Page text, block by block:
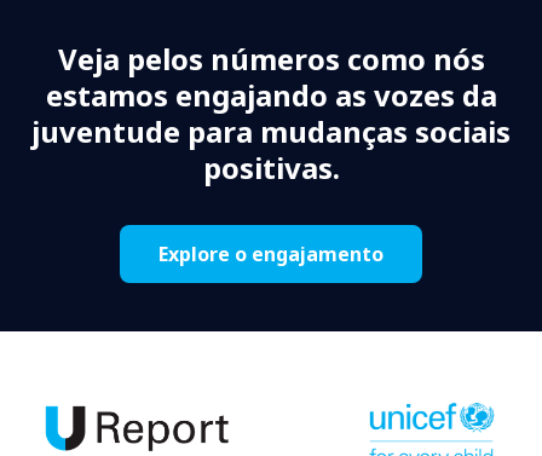
Veja pelos números como nós
estamos engajando as vozes da
juventude para mudanças sociais
positivas.
Explore o engajamento